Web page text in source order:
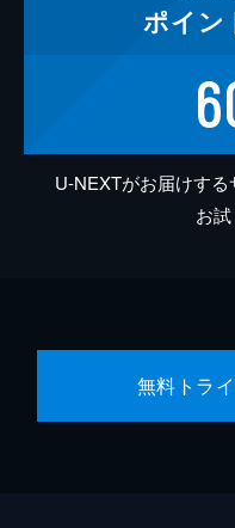
ポイン
U-NEXTがお届けす
お試
無料トラ